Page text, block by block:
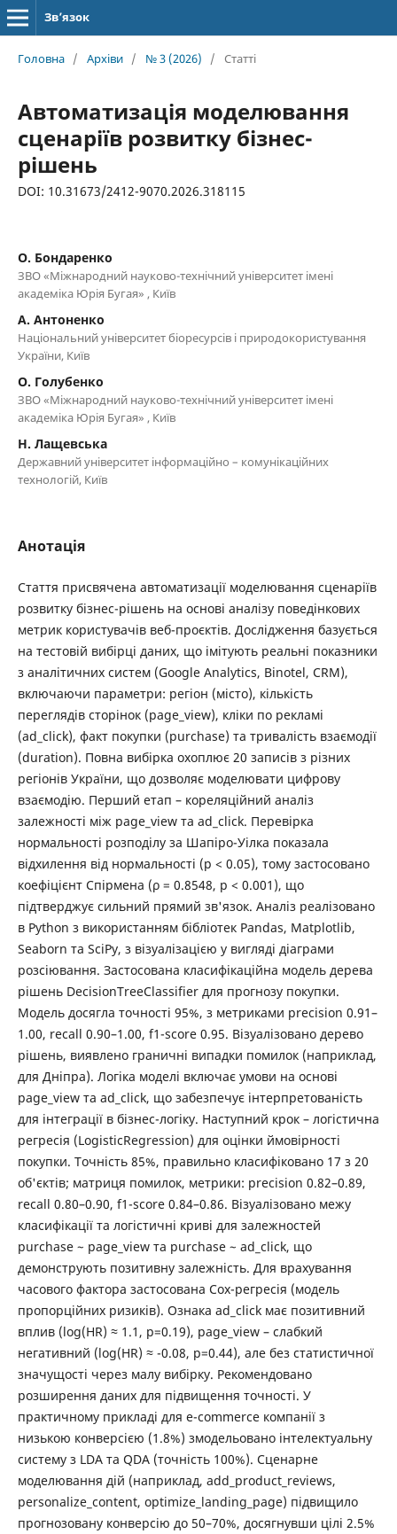
Зв’язок
Головна / Архіви / № 3 (2026) / Статті
Автоматизація моделювання
сценаріїв розвитку бізнес-
рішень
DOI: 10.31673/2412-9070.2026.318115
О. Бондаренко
ЗВО «Міжнародний науково-технічний університет імені
академіка Юрія Бугая» , Київ
А. Антоненко
Національний університет біоресурсів і природокористування
України, Київ
О. Голубенко
ЗВО «Міжнародний науково-технічний університет імені
академіка Юрія Бугая» , Київ
Н. Лащевська
Державний університет інформаційно – комунікаційних
технологій, Київ
Анотація
Стаття присвячена автоматизації моделювання сценаріїв
розвитку бізнес-рішень на основі аналізу поведінкових
метрик користувачів веб-проєктів. Дослідження базується
на тестовій вибірці даних, що імітують реальні показники
з аналітичних систем (Google Analytics, Binotel, CRM),
включаючи параметри: регіон (місто), кількість
переглядів сторінок (page_view), кліки по рекламі
(ad_click), факт покупки (purchase) та тривалість взаємодії
(duration). Повна вибірка охоплює 20 записів з різних
регіонів України, що дозволяє моделювати цифрову
взаємодію. Перший етап – кореляційний аналіз
залежності між page_view та ad_click. Перевірка
нормальності розподілу за Шапіро-Уілка показала
відхилення від нормальності (p < 0.05), тому застосовано
коефіцієнт Спірмена (ρ = 0.8548, p < 0.001), що
підтверджує сильний прямий зв'язок. Аналіз реалізовано
в Python з використанням бібліотек Pandas, Matplotlib,
Seaborn та SciPy, з візуалізацією у вигляді діаграми
розсіювання. Застосована класифікаційна модель дерева
рішень DecisionTreeClassifier для прогнозу покупки.
Модель досягла точності 95%, з метриками precision 0.91–
1.00, recall 0.90–1.00, f1-score 0.95. Візуалізовано дерево
рішень, виявлено граничні випадки помилок (наприклад,
для Дніпра). Логіка моделі включає умови на основі
page_view та ad_click, що забезпечує інтерпретованість
для інтеграції в бізнес-логіку. Наступний крок – логістична
регресія (LogisticRegression) для оцінки ймовірності
покупки. Точність 85%, правильно класифіковано 17 з 20
об'єктів; матриця помилок, метрики: precision 0.82–0.89,
recall 0.80–0.90, f1-score 0.84–0.86. Візуалізовано межу
класифікації та логістичні криві для залежностей
purchase ~ page_view та purchase ~ ad_click, що
демонструють позитивну залежність. Для врахування
часового фактора застосована Cox-регресія (модель
пропорційних ризиків). Ознака ad_click має позитивний
вплив (log(HR) ≈ 1.1, p=0.19), page_view – слабкий
негативний (log(HR) ≈ -0.08, p=0.44), але без статистичної
значущості через малу вибірку. Рекомендовано
розширення даних для підвищення точності. У
практичному прикладі для e-commerce компанії з
низькою конверсією (1.8%) змодельовано інтелектуальну
систему з LDA та QDA (точність 100%). Сценарне
моделювання дій (наприклад, add_product_reviews,
personalize_content, optimize_landing_page) підвищило
прогнозовану конверсію до 50–70%, досягнувши цілі 2.5%